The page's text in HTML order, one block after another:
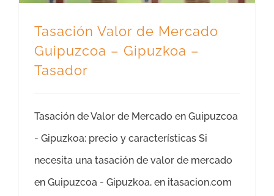
Tasación Valor de Mercado
Guipuzcoa – Gipuzkoa –
Tasador
Tasación de Valor de Mercado en Guipuzcoa
- Gipuzkoa: precio y características Si
necesita una tasación de valor de mercado
en Guipuzcoa - Gipuzkoa, en itasacion.com